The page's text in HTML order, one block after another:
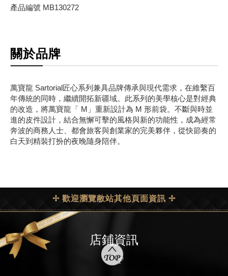
產品編號 MB130272
關於品牌
萬寶龍 Sartorial匠心系列兼具品牌傳承與現代需求，在維繫百
年傳統的同時，繼續開拓新疆域。此系列的美學核心是對經典
的改造，將萬寶龍「 M」重新設計為 M 形前袋。不斷與時並
進的皮件設計，結合無懈可擊的風格與新的功能性，成為經常
奔波的商務人士、都會旅客與創業家的完美夥伴，從快節奏的
白天到精裝打扮的夜晚隨身陪伴。
✢ 歡迎瀏覽敝站其他頁面資訊 ✢
店鋪資訊
Shop